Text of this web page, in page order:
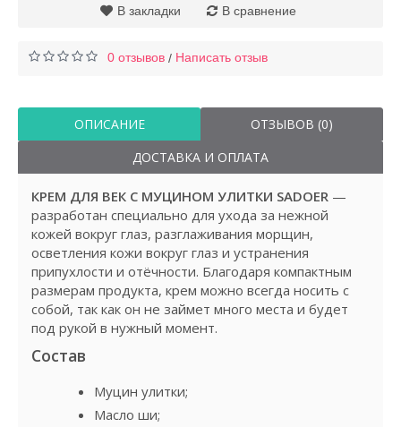
В закладки В сравнение
0 отзывов / Написать отзыв
ОПИСАНИЕ
ОТЗЫВОВ (0)
ДОСТАВКА И ОПЛАТА
КРЕМ ДЛЯ ВЕК С МУЦИНОМ УЛИТКИ SADOER —
разработан специально для ухода за нежной
кожей вокруг глаз, разглаживания морщин,
осветления кожи вокруг глаз и устранения
припухлости и отёчности. Благодаря компактным
размерам продукта, крем можно всегда носить с
собой, так как он не займет много места и будет
под рукой в нужный момент.
Состав
Муцин улитки;
Масло ши;